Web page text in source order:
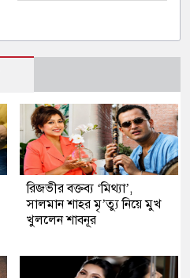
রিজভীর বক্তব্য ‘মিথ্যা’,
সালমান শাহর মৃ’ত্যু নিয়ে মুখ
খুললেন শাবনূর